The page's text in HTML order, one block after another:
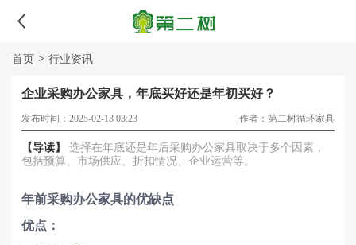
首页 > 行业资讯
企业采购办公家具，年底买好还是年初买好？
发布时间：2025-02-13 03:23 作者：第二树循环家具
【导读】
选择在年底还是年后采购办公家具取决于多个因素，
包括预算、市场供应、折扣情况、企业运营等。
年前采购办公家具的优缺点
优点：